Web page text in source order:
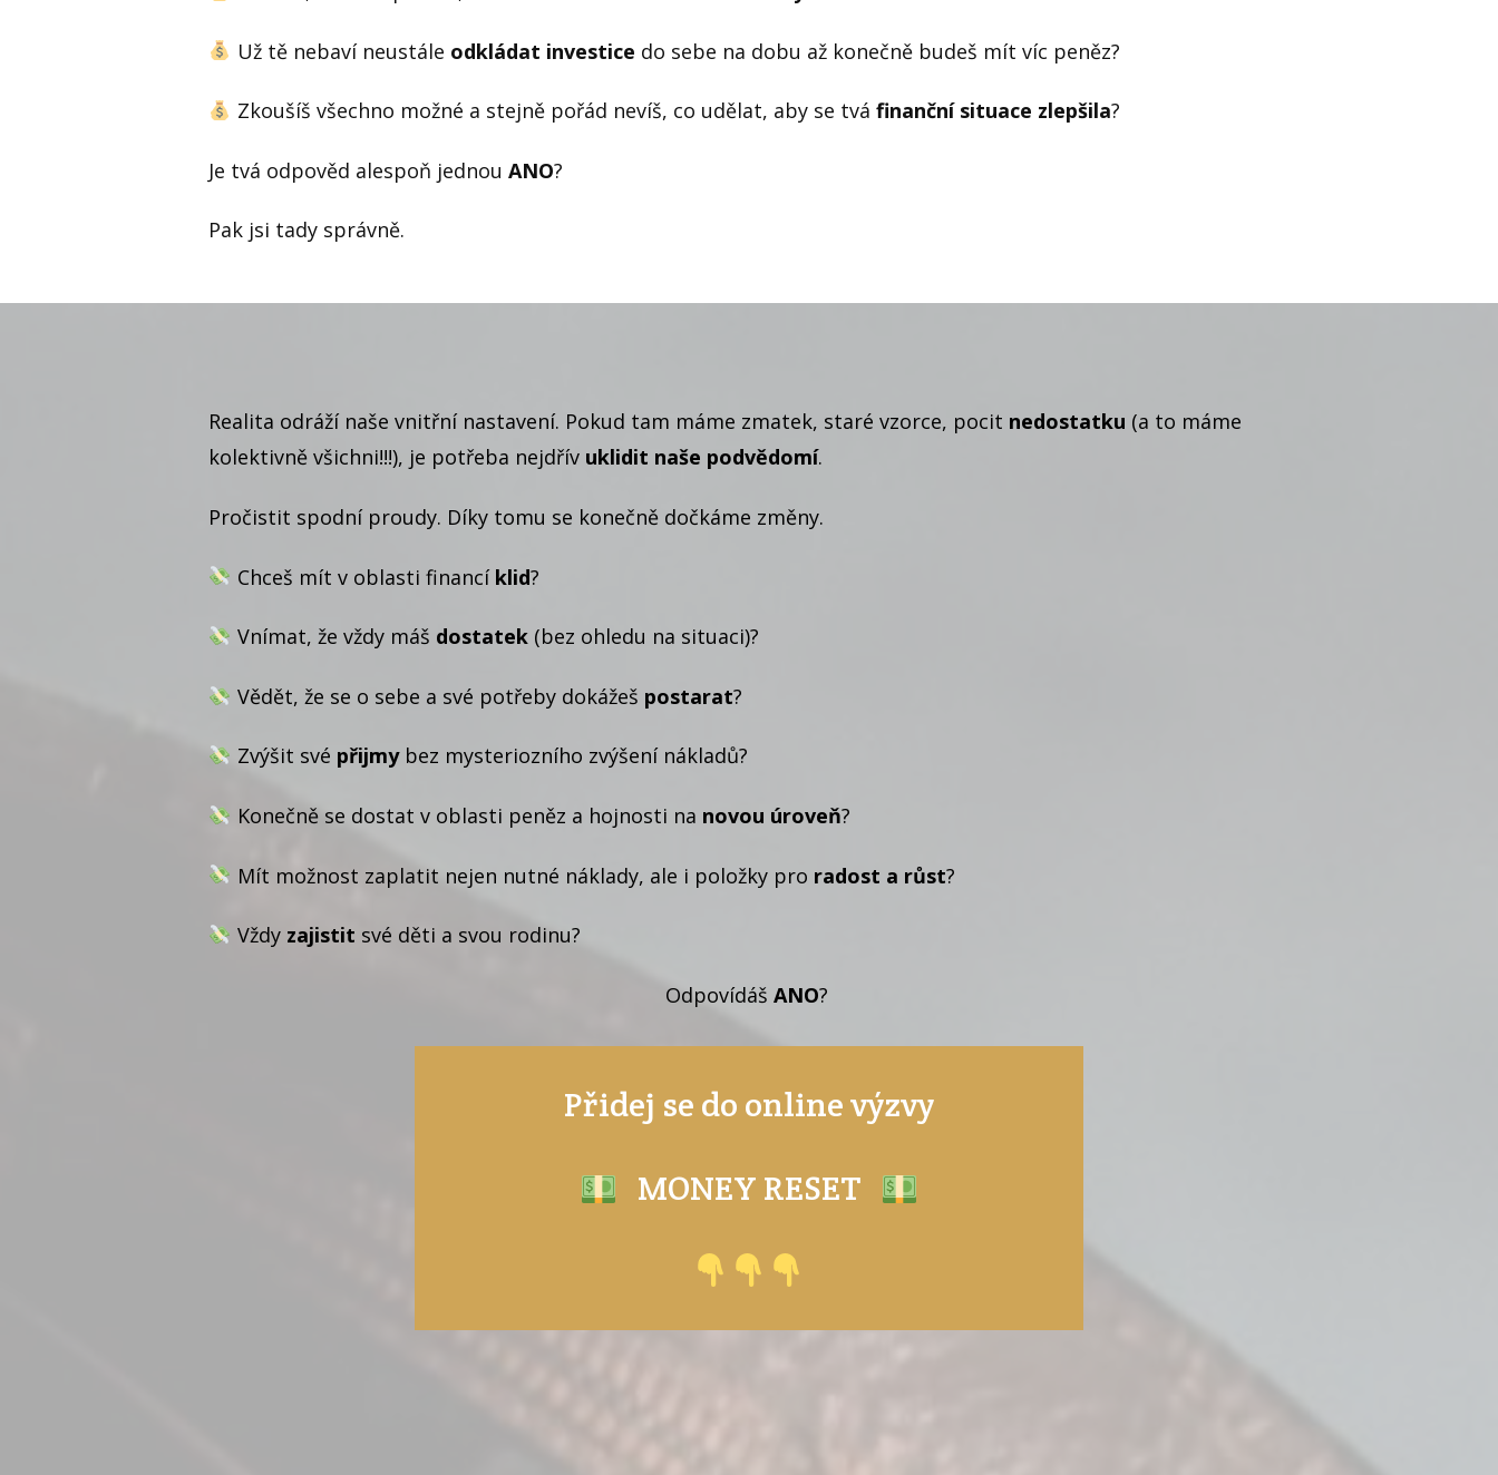
Už tě nebaví neustále odkládat investice do sebe na dobu až konečně budeš mít víc peněz?
Zkoušíš všechno možné a stejně pořád nevíš, co udělat, aby se tvá finanční situace zlepšila?
Je tvá odpověd alespoň jednou ANO?
Pak jsi tady správně.
Realita odráží naše vnitřní nastavení. Pokud tam máme zmatek, staré vzorce, pocit nedostatku (a to máme
kolektivně všichni!!!), je potřeba nejdřív uklidit naše podvědomí.
Pročistit spodní proudy. Díky tomu se konečně dočkáme změny.
Chceš mít v oblasti financí klid?
Vnímat, že vždy máš dostatek(bez ohledu na situaci)?
Vědět, že se o sebe a své potřeby dokážeš postarat?
Zvýšit své přijmybez mysteriozního zvýšení nákladů?
Konečně se dostat v oblasti peněz a hojnosti na novou úroveň?
Mít možnost zaplatit nejen nutné náklady, ale i položky pro radost a růst?
Vždy zajistit své děti a svou rodinu?
Odpovídáš ANO?
Přidej se do online výzvy
MONEY RESET